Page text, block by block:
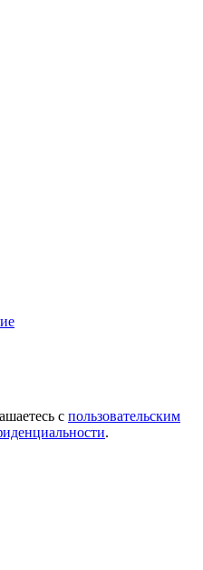
с пользовательским
.